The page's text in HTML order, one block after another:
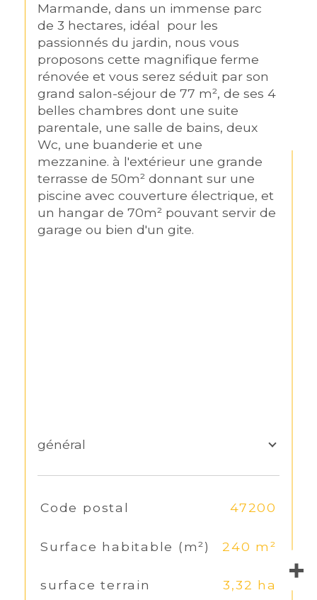
Marmande, dans un immense parc
de 3 hectares, idéal  pour les
passionnés du jardin, nous vous
proposons cette magnifique ferme
rénovée et vous serez séduit par son
grand salon-séjour de 77 m², de ses 4
belles chambres dont une suite
parentale, une salle de bains, deux
Wc, une buanderie et une
mezzanine. à l'extérieur une grande
terrasse de 50m² donnant sur une
piscine avec couverture électrique, et
un hangar de 70m² pouvant servir de
garage ou bien d'un gite.
général
TRAD_SIROCCO_Caracteristique Valeurs
Code postal 47200
Surface habitable (m²) 240 m²
surface terrain 3,32 ha